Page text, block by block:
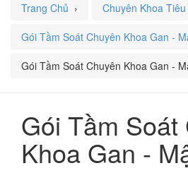
Trang Chủ › Chuyên Khoa
Gói Tầm Soát Chuyên Khoa Gan -
Gói Tầm Soát Chuyên Khoa Gan -
Gói Tầm Soát
Khoa Gan -